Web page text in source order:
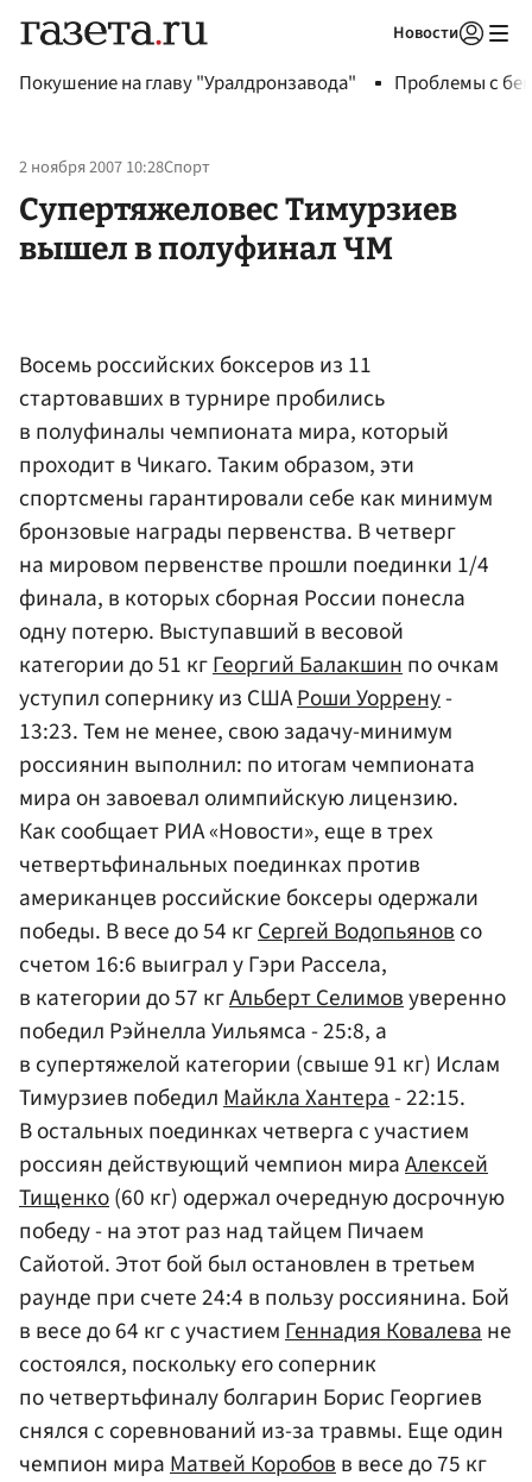
Новости
Покушение на главу "Уралдронзавода" Проблемы с
2 ноября 2007 10:28Спорт
Супертяжеловес Тимурзиев
вышел в полуфинал ЧМ
Восемь российских боксеров из 11
стартовавших в турнире пробились
в полуфиналы чемпионата мира, который
проходит в Чикаго. Таким образом, эти
спортсмены гарантировали себе как минимум
бронзовые награды первенства. В четверг
на мировом первенстве прошли поединки 1/4
финала, в которых сборная России понесла
одну потерю. Выступавший в весовой
категории до 51 кгГеоргий Балакшинпо очкам
уступил сопернику из СШАРоши Уоррену-
13:23. Тем не менее, свою задачу-минимум
россиянин выполнил: по итогам чемпионата
мира он завоевал олимпийскую лицензию.
Как сообщает РИА «Новости», еще в трех
четвертьфинальных поединках против
американцев российские боксеры одержали
победы. В весе до 54 кгСергей Водопьяновсо
счетом 16:6 выиграл у Гэри Рассела,
в категории до 57 кгАльберт Селимовуверенно
победил Рэйнелла Уильямса - 25:8, а
в супертяжелой категории (свыше 91 кг) Ислам
Тимурзиев победилМайкла Хантера- 22:15.
В остальных поединках четверга с участием
россиян действующий чемпион мираАлексей
Тищенко(60 кг) одержал очередную досрочную
победу - на этот раз над тайцем Пичаем
Сайотой. Этот бой был остановлен в третьем
раунде при счете 24:4 в пользу россиянина. Бой
в весе до 64 кг с участиемГеннадия Ковалеване
состоялся, поскольку его соперник
по четвертьфиналу болгарин Борис Георгиев
снялся с соревнований из-за травмы. Еще один
чемпион мираМатвей Коробовв весе до 75 кг